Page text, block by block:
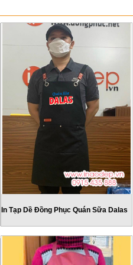
In Tạp Dề Đồng Phục Quán Sữa Dalas